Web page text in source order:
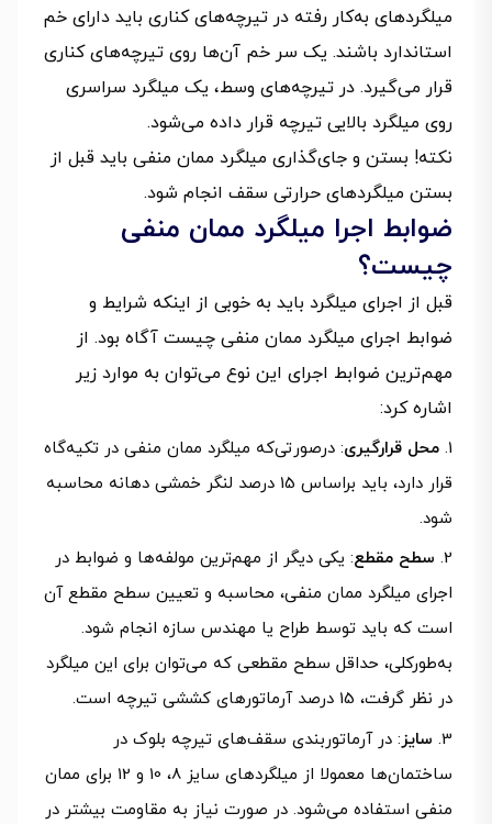
میلگردهای به‌کار رفته در تیرچه‌های کناری باید دارای خم
استاندارد باشند. یک سر خم آن‌ها روی تیرچه‌های کناری
قرار می‌گیرد. در تیرچه‌های وسط، یک میلگرد سراسری
روی میلگرد بالایی تیرچه قرار داده می‌شود.
نکته! بستن و جای‌‌گذاری میلگرد ممان منفی باید قبل از
بستن میلگردهای حرارتی سقف انجام شود.
ضوابط اجرا میلگرد ممان منفی
چیست؟
قبل از اجرای میلگرد باید به خوبی از اینکه شرایط و
ضوابط اجرای میلگرد ممان منفی چیست آگاه بود. از
مهم‌ترین ضوابط اجرای این نوع می‌توان به موارد زیر
اشاره کرد:
محل قرارگیری: درصورتی‌که میلگرد ممان منفی در تکیه‌گاه
قرار دارد، باید براساس 15 درصد لنگر خمشی دهانه محاسبه
شود.
سطح مقطع: یکی دیگر از مهم‌ترین مولفه‌ها و ضوابط در
اجرای میلگرد ممان منفی،‌ محاسبه و تعیین سطح مقطع آن
است که باید توسط طراح یا مهندس سازه انجام شود.
به‌طورکلی، حداقل سطح مقطعی که می‌توان برای این میلگرد
در نظر گرفت، 15 درصد آرماتورهای کششی تیرچه است.
سایز: در آرماتوربندی سقف‌های تیرچه بلوک در
ساختمان‌ها معمولا از میلگردهای سایز 8، 10 و 12 برای ممان
منفی استفاده می‌شود. در صورت نیاز به مقاومت بیشتر در